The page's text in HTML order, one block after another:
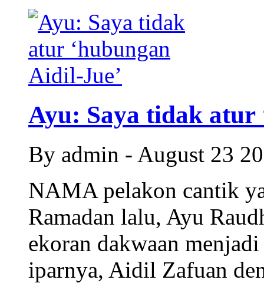
Ayu: Saya tidak atur
By admin - August 23
NAMA pelakon cantik
Ramadan lalu, Ayu
ekoran dakwaan
iparnya, Aidil Zafuan